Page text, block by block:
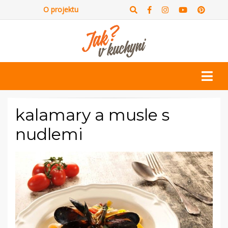
O projektu
kalamary a musle s
nudlemi